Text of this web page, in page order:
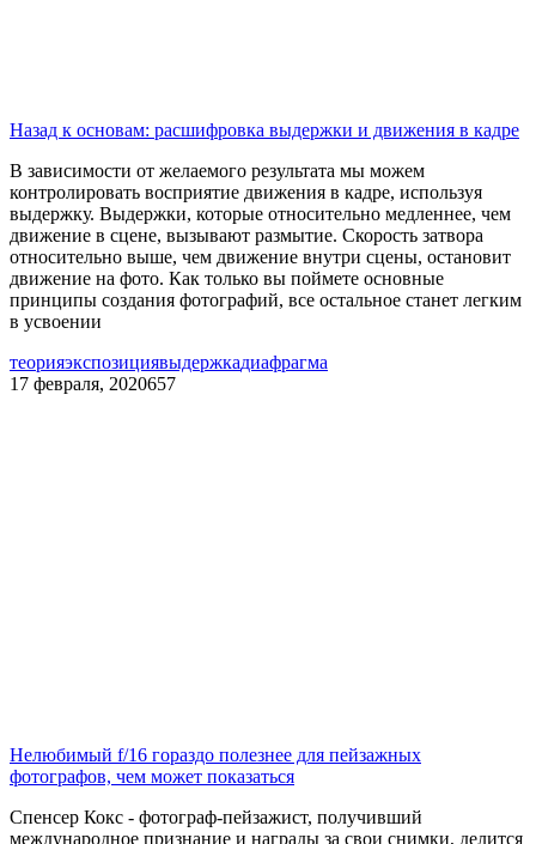
Назад к основам: расшифровка выдержки и движения в кадре
В зависимости от желаемого результата мы можем
контролировать восприятие движения в кадре, используя
выдержку. Выдержки, которые относительно медленнее, чем
движение в сцене, вызывают размытие. Скорость затвора
относительно выше, чем движение внутри сцены, остановит
движение на фото. Как только вы поймете основные
принципы создания фотографий, все остальное станет легким
в усвоении
теорияэкспозициявыдержкадиафрагма
17 февраля, 2020657
Нелюбимый f/16 гораздо полезнее для пейзажных
фотографов, чем может показаться
Спенсер Кокс - фотограф-пейзажист, получивший
международное признание и награды за свои снимки, делится